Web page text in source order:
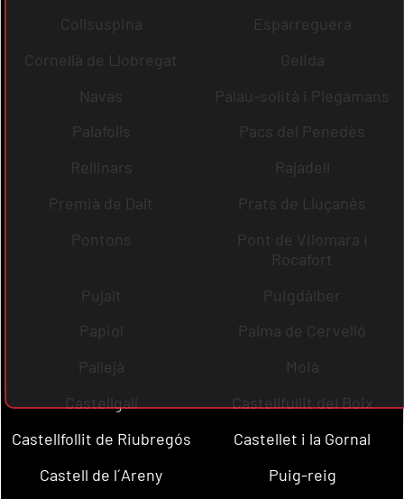
Collsuspina
Esparreguera
Cornellà de Llobregat
Gelida
Navas
Palau-solità i Plegamans
Palafolls
Pacs del Penedès
Rellinars
Rajadell
Premià de Dalt
Prats de Lluçanès
Pontons
Pont de Vilomara i
Rocafort
Pujalt
Puigdàlber
Papiol
Palma de Cervelló
Pallejà
Moià
Castellgalí
Castellfullit del Boix
Castellfollit de Riubregós
Castellet i la Gornal
Castell de l´Areny
Puig-reig